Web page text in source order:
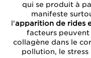
qui se produit à
manifeste
l'apparition de rides
facteurs
collagène dans le
pollution, le